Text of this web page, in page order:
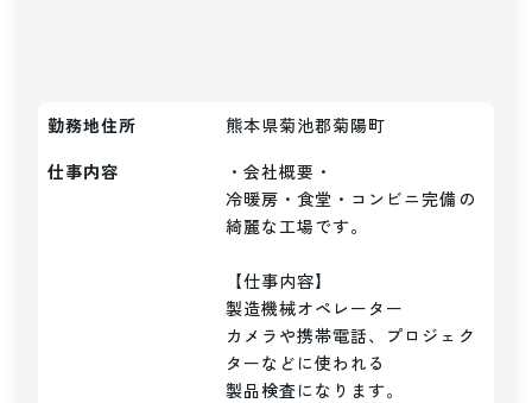
勤務地住所
熊本県菊池郡菊陽町
仕事内容
・会社概要・
冷暖房・食堂・コンビニ完備の
綺麗な工場です。
【仕事内容】
製造機械オペレーター
カメラや携帯電話、プロジェク
ターなどに使われる
製品検査になります。